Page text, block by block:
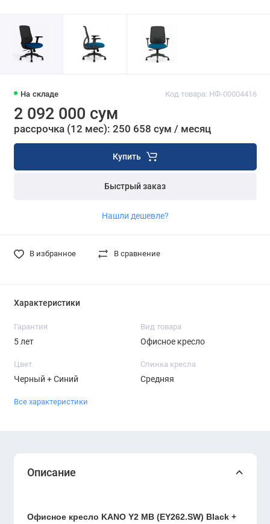
На складе Код товара: НФ-00004416
2 092 000 сум
рассрочка (12 мес): 250 658 сум / месяц
Купить
Быстрый заказ
Нашли дешевле?
В избранное В сравнение
Характеристики
Гарантия
5 лет
Вид товара
Офисное кресло
Цвет
Черный + Синий
Спинка кресла
Средняя
Все характеристики
Описание
Офисное кресло KANO Y2 MB (EY262.SW) Black +